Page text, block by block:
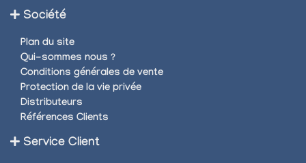
Société
Plan du site
Qui-sommes nous ?
Conditions générales de vente
Protection de la vie privée
Distributeurs
Références Clients
Service Client